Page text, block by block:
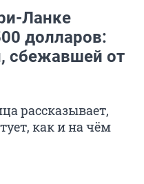
Ланке
долларов:
сбежавшей от
рассказывает,
как и на чём